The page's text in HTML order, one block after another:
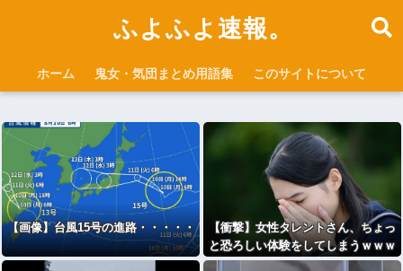
ふよふよ速報。
ホーム 鬼女・気団まとめ用語集 このサイトについて
【画像】台風15号の進路・・・・・
【衝撃】女性タレントさん、ちょっ
と恐ろしい体験をしてしまうｗｗｗ
ｗｗ (※画像あり)